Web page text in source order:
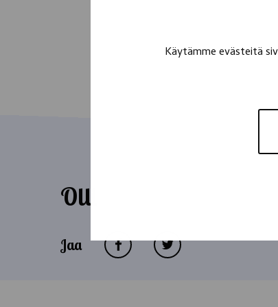
Käytämme evästeitä
Olli
Jaa